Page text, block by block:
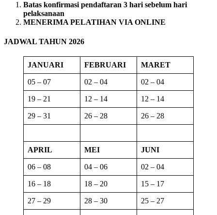
Batas konfirmasi pendaftaran 3 hari sebelum hari
pelaksanaan
MENERIMA PELATIHAN VIA ONLINE
JADWAL TAHUN 2026
JANUARI FEBRUARI MARET
05 – 07 02 – 04 02 – 04
19 – 21 12 – 14 12 – 14
29 – 31 26 – 28 26 – 28
APRIL MEI JUNI
06 – 08 04 – 06 02 – 04
16 – 18 18 – 20 15 – 17
27 – 29 28 – 30 25 – 27